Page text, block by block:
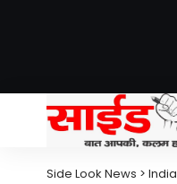
Side Look News > India